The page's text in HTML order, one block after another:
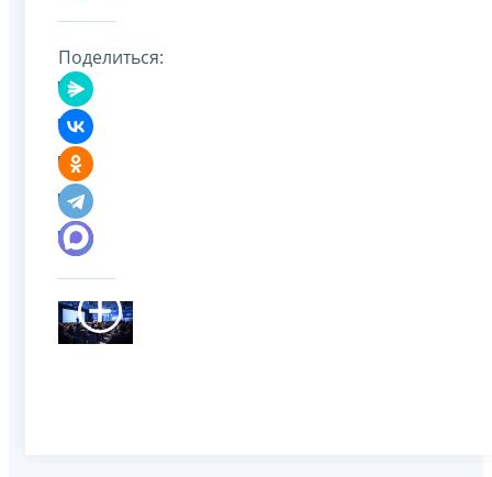
Поделиться: